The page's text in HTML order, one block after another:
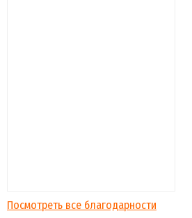
Посмотреть все благодарности